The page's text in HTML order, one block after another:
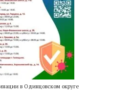
в Одинцовском округе